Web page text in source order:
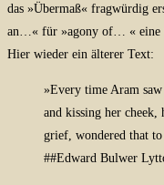
das »Übermaß« fragwürdig
an…« für »agony of… « eine
Hier wieder ein älterer Text:
»Every time Aram
and kissing her
grief, wondered that
##Edward Bulwer